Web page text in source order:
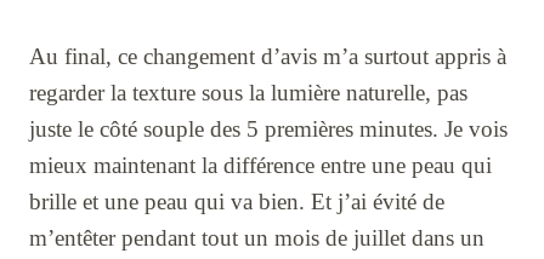
Au final, ce changement d’avis m’a surtout appris à
regarder la texture sous la lumière naturelle, pas
juste le côté souple des 5 premières minutes. Je vois
mieux maintenant la différence entre une peau qui
brille et une peau qui va bien. Et j’ai évité de
m’entêter pendant tout un mois de juillet dans un